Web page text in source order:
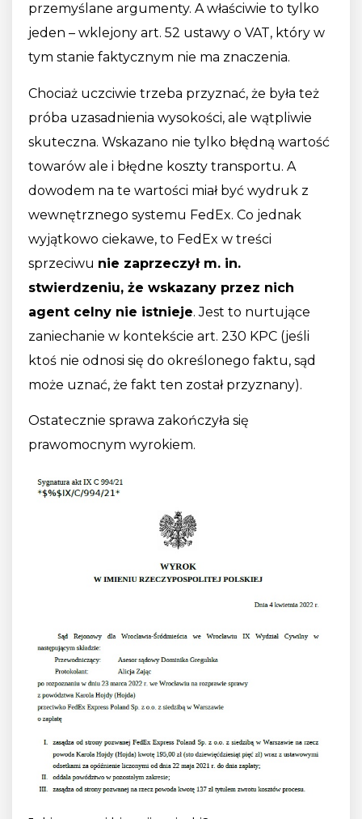
przemyślane argumenty. A właściwie to tylko
jeden – wklejony art. 52 ustawy o VAT, który w
tym stanie faktycznym nie ma znaczenia.
Chociaż uczciwie trzeba przyznać, że była też
próba uzasadnienia wysokości, ale wątpliwie
skuteczna. Wskazano nie tylko błędną wartość
towarów ale i błędne koszty transportu. A
dowodem na te wartości miał być wydruk z
wewnętrznego systemu FedEx. Co jednak
wyjątkowo ciekawe, to FedEx w treści
sprzeciwu nie zaprzeczył m. in.
stwierdzeniu, że wskazany przez nich
agent celny nie istnieje. Jest to nurtujące
zaniechanie w kontekście art. 230 KPC (jeśli
ktoś nie odnosi się do określonego faktu, sąd
może uznać, że fakt ten został przyznany).
Ostatecznie sprawa zakończyła się
prawomocnym wyrokiem.